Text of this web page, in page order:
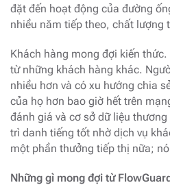
đặt đến hoạt động của đường
nhiều năm tiếp theo, chất lượng
Khách hàng mong đợi kiến
từ những khách hàng khác.
nhiều hơn và có xu hướng chia
của họ hơn bao giờ hết trên
đánh giá và cơ sở dữ liệu
trì danh tiếng tốt nhờ dịch vụ
một phần thưởng tiếp thị nữa;
Những gì mong đợi từ